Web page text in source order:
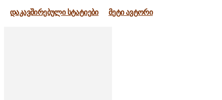
დაკავშირებული სტატიები მეტი ავტორი